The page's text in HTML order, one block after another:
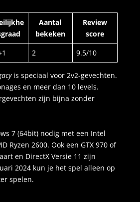
Aantal
bekeken
Review
score
2 9.5/10
is speciaal voor 2v2-gevechten.
en meer dan 10 levels.
zijn bijna zonder
7 (64bit) nodig met een Intel
Ryzen 2600. Ook een GTX 970 of
en DirectX Versie 11 zijn
2024 kun je het spel alleen op
spelen.